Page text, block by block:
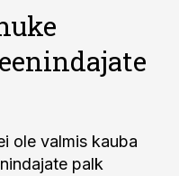
ole valmis kauba
palk